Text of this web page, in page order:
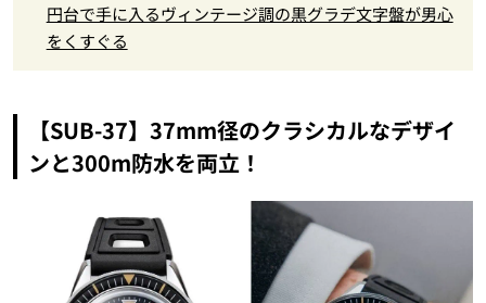
円台で手に入るヴィンテージ調の黒グラデ文字盤が男心
をくすぐる
【SUB-37】37mm径のクラシカルなデザイ
ンと300m防水を両立！